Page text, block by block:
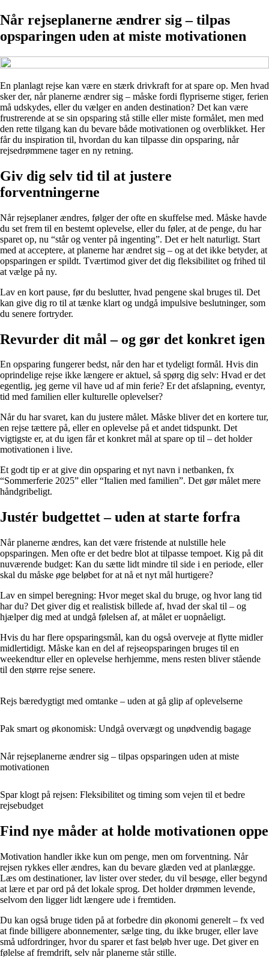
Når rejseplanerne ændrer sig – tilpas
opsparingen uden at miste motivationen
En planlagt rejse kan være en stærk drivkraft for at spare op. Men hvad
sker der, når planerne ændrer sig – måske fordi flypriserne stiger, ferien
må udskydes, eller du vælger en anden destination? Det kan være
frustrerende at se sin opsparing stå stille eller miste formålet, men med
den rette tilgang kan du bevare både motivationen og overblikket. Her
får du inspiration til, hvordan du kan tilpasse din opsparing, når
rejsedrømmene tager en ny retning.
Giv dig selv tid til at justere
forventningerne
Når rejseplaner ændres, følger der ofte en skuffelse med. Måske havde
du set frem til en bestemt oplevelse, eller du føler, at de penge, du har
sparet op, nu “står og venter på ingenting”. Det er helt naturligt. Start
med at acceptere, at planerne har ændret sig – og at det ikke betyder, at
opsparingen er spildt. Tværtimod giver det dig fleksibilitet og frihed til
at vælge på ny.
Lav en kort pause, før du beslutter, hvad pengene skal bruges til. Det
kan give dig ro til at tænke klart og undgå impulsive beslutninger, som
du senere fortryder.
Revurder dit mål – og gør det konkret igen
En opsparing fungerer bedst, når den har et tydeligt formål. Hvis din
oprindelige rejse ikke længere er aktuel, så spørg dig selv: Hvad er det
egentlig, jeg gerne vil have ud af min ferie? Er det afslapning, eventyr,
tid med familien eller kulturelle oplevelser?
Når du har svaret, kan du justere målet. Måske bliver det en kortere tur,
en rejse tættere på, eller en oplevelse på et andet tidspunkt. Det
vigtigste er, at du igen får et konkret mål at spare op til – det holder
motivationen i live.
Et godt tip er at give din opsparing et nyt navn i netbanken, fx
“Sommerferie 2025” eller “Italien med familien”. Det gør målet mere
håndgribeligt.
Justér budgettet – uden at starte forfra
Når planerne ændres, kan det være fristende at nulstille hele
opsparingen. Men ofte er det bedre blot at tilpasse tempoet. Kig på dit
nuværende budget: Kan du sætte lidt mindre til side i en periode, eller
skal du måske øge beløbet for at nå et nyt mål hurtigere?
Lav en simpel beregning: Hvor meget skal du bruge, og hvor lang tid
har du? Det giver dig et realistisk billede af, hvad der skal til – og
hjælper dig med at undgå følelsen af, at målet er uopnåeligt.
Hvis du har flere opsparingsmål, kan du også overveje at flytte midler
midlertidigt. Måske kan en del af rejseopsparingen bruges til en
weekendtur eller en oplevelse herhjemme, mens resten bliver stående
til den større rejse senere.
Rejs bæredygtigt med omtanke – uden at gå glip af oplevelserne
Pak smart og økonomisk: Undgå overvægt og unødvendig bagage
Når rejseplanerne ændrer sig – tilpas opsparingen uden at miste
motivationen
Spar klogt på rejsen: Fleksibilitet og timing som vejen til et bedre
rejsebudget
Find nye måder at holde motivationen oppe
Motivation handler ikke kun om penge, men om forventning. Når
rejsen rykkes eller ændres, kan du bevare glæden ved at planlægge.
Læs om destinationer, lav lister over steder, du vil besøge, eller begynd
at lære et par ord på det lokale sprog. Det holder drømmen levende,
selvom den ligger lidt længere ude i fremtiden.
Du kan også bruge tiden på at forbedre din økonomi generelt – fx ved
at finde billigere abonnementer, sælge ting, du ikke bruger, eller lave
små udfordringer, hvor du sparer et fast beløb hver uge. Det giver en
følelse af fremdrift, selv når planerne står stille.